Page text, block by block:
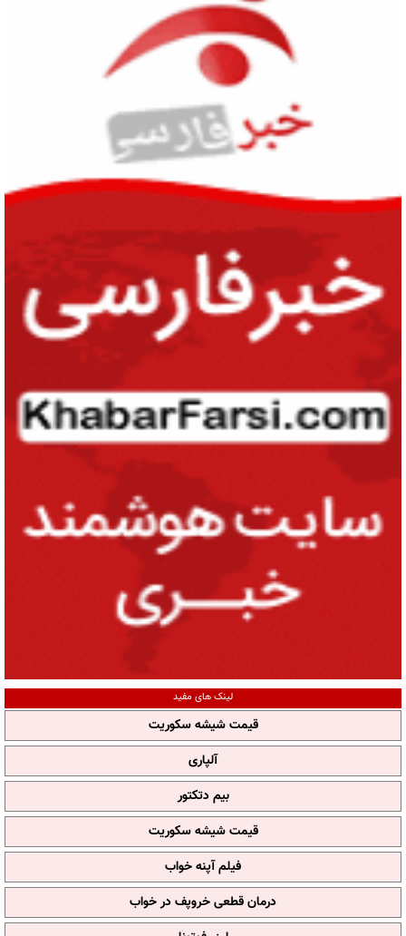
لینک های مفید
قیمت شیشه سکوریت
آلپاری
بیم دتکتور
قیمت شیشه سکوریت
فیلم آپنه خواب
درمان قطعی خروپف در خواب